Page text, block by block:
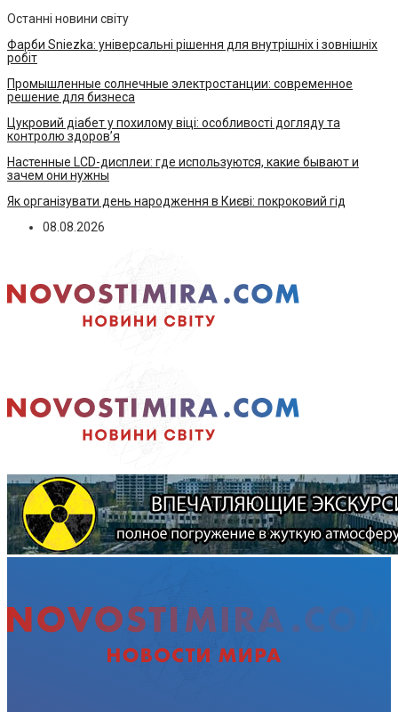
Останні новини світу
Фарби Sniezka: універсальні рішення для внутрішніх і зовнішніх
робіт
Промышленные солнечные электростанции: современное
решение для бизнеса
Цукровий діабет у похилому віці: особливості догляду та
контролю здоров’я
Настенные LCD-дисплеи: где используются, какие бывают и
зачем они нужны
Як організувати день народження в Києві: покроковий гід
08.08.2026